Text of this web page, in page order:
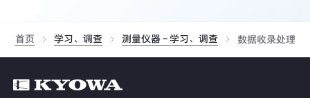
首页 学习、调查 测量仪器 - 学习、调查 数据收录处理器